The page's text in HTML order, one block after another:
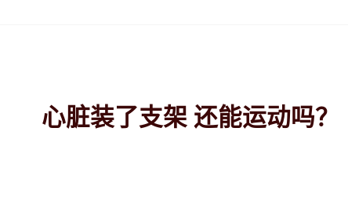
心脏装了支架 还能运动吗？